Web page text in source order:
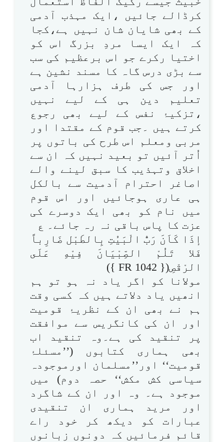
کرڈالے جائیں ،ایک مہذب آدمی
کے بھی شایان شان نہیں ہے،کجا
کہ ایک ایسا مردِ بزرگ اس کو
اختیا رکرے جو اس برعظیم کی سب
سے بڑی درس گاہ کا مسند نشین ہے
اور جس کی طرف ہزارہا آدمی
تعلیم دین ہی کے لیے نہیں
،تزکیۂ نفس کے لیے بھی رجوع
کرتے ہیں ۔جب قوم کے مقتدا اور
مربی ومعلم اس طرح کی باتوں پر
اُتر آئیں تو بعید نہیں کہ ان سے
اخلاق وتہذیب کا سبق لینے والے
اصاغر احترام آدمیت سے بالکل
ہی عاری ہوجائیں اور اس قوم
میں نام کو بھی ایک دوسرے کی
عزت کا پاس باقی نہ رہ جائے۔ ع
إذَا كَاَنَ رَبُّ الْبَیُتِ بِالطَبْل ضَارِباً
فَلا تَلُمْ الصِّبْيَانَ فِيْهِ عَلَى
الرْقْصِ({ FR 1042 })
مولانا کو اگر یاد نہ ہو تو ہم
انھیں یاد دلاتے ہیں کہ کسی وقت
ہم نے بھی ان کے نظریۂ قومیت
اور ان کی کانگریس سے موافقت
پر تنقید کی ہے۔وہ تنقید اب
بھی ہماری کتابوں (’’مسئلۂ
قومیت‘‘ اور’’مسلمان اورموجودہ
سیاسی کش مکش‘‘ حصہ دوم) میں
موجود ہے۔ وہ اور ان کے شاگرد
اور مرید ہماری ان تنقیدی
عبارات کو دیکھ کر خود راے
قائم فرمائیں کہ دونوں زبانوں